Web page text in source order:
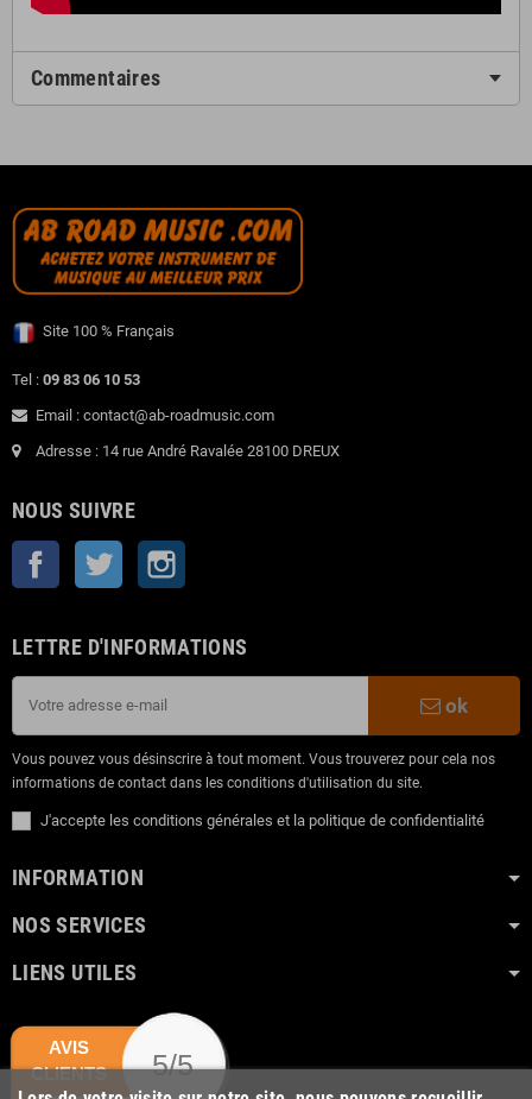
Commentaires
Site 100 % Français
Tel : 09 83 06 10 53
Email : contact@ab-roadmusic.com
Adresse : 14 rue André Ravalée 28100 DREUX
NOUS SUIVRE
Facebook Twitter
LETTRE D'INFORMATIONS
ok
Vous pouvez vous désinscrire à tout moment. Vous trouverez pour cela nos
informations de contact dans les conditions d'utilisation du site.
J'accepte les conditions générales et la politique de confidentialité
INFORMATION
NOS SERVICES
LIENS UTILES
AVIS
CLIENTS
5/5